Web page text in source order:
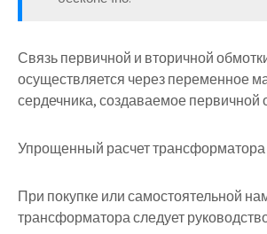
Связь первичной и вторичной
осуществляется через переменное
сердечника, создаваемое первичной
Упрощенный расчет трансформатора
При покупке или самостоятельной
трансформатора следует